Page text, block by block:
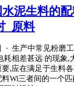
泥生料的
_原料
· 生产中常见粉磨
耗相差甚远 的现象,
要,应在满足于生料
Wi三者间的一个